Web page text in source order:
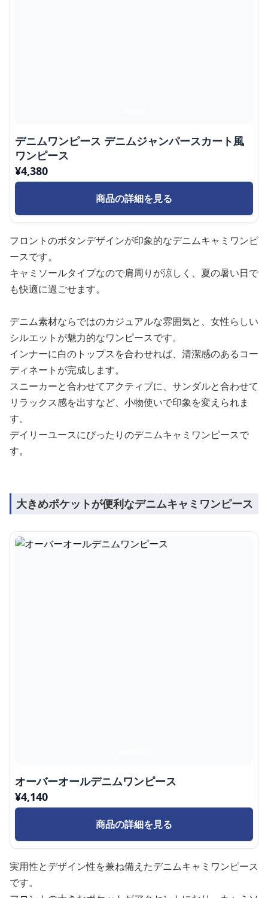
デニムワンピース デニムジャンパースカート風
ワンピース
¥4,380
商品の詳細を見る
フロントのボタンデザインが印象的なデニムキャミワンピ
ースです。
キャミソールタイプなので肩周りが涼しく、夏の暑い日で
も快適に過ごせます。
デニム素材ならではのカジュアルな雰囲気と、女性らしい
シルエットが魅力的なワンピースです。
インナーに白のトップスを合わせれば、清潔感のあるコー
ディネートが完成します。
スニーカーと合わせてアクティブに、サンダルと合わせて
リラックス感を出すなど、小物使いで印象を変えられま
す。
デイリーユースにぴったりのデニムキャミワンピースで
す。
大きめポケットが便利なデニムキャミワンピース
オーバーオールデニムワンピース
¥4,140
商品の詳細を見る
実用性とデザイン性を兼ね備えたデニムキャミワンピース
です。